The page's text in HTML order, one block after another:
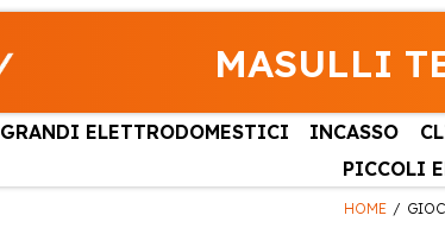
MASULLI
GRANDI ELETTRODOMESTICI INCASSO
PICCOLI
HOME